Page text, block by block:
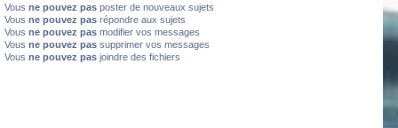
Vous ne pouvez pas poster de nouveaux sujets
Vous ne pouvez pas répondre aux sujets
Vous ne pouvez pas modifier vos messages
Vous ne pouvez pas supprimer vos messages
Vous ne pouvez pas joindre des fichiers